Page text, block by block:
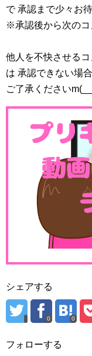
第1話でしたが、キ
ちゃん、キュアフ
が登場しました。
第１話ながらのど
ひなたちゃんはお
アながらランニン
したね（＾＾
スポンサーリンク
で 承認まで少々お
※承認後から次のコ
他人を不快させる
は 承認できない場
ご了承ください
シェアする
0 0
フォローする